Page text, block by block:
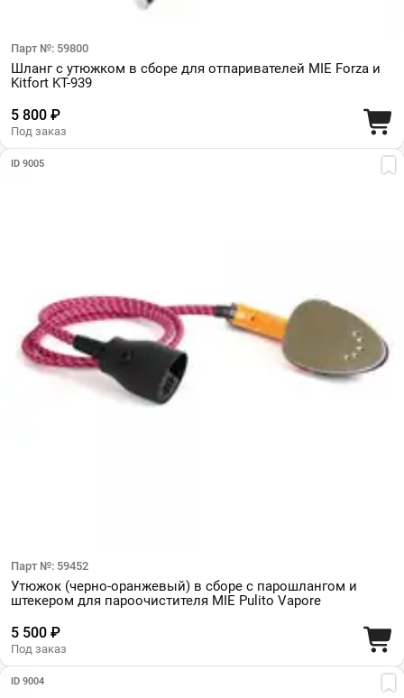
Парт №: 59800
Шланг с утюжком в сборе для отпаривателей MIE Forza и
Kitfort KT-939
5 800 ₽
Под заказ
ID 9005
Парт №: 59452
Утюжок (черно-оранжевый) в сборе с парошлангом и
штекером для пароочистителя MIE Pulito Vapore
5 500 ₽
Под заказ
ID 9004